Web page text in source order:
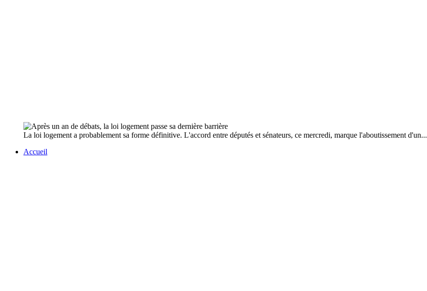
La loi logement a probablement sa forme définitive. L'accord entre députés et sénateurs, ce mercredi, marque l'aboutissement d'un...
Accueil